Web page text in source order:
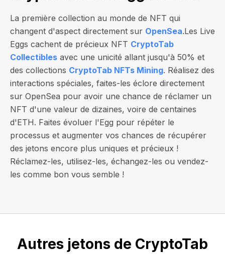
La première collection au monde de NFT qui
changent d'aspect directement sur OpenSea.Les Live
Eggs cachent de précieux NFT CryptoTab
Collectibles avec une unicité allant jusqu'à 50% et
des collections CryptoTab NFTs Mining. Réalisez des
interactions spéciales, faites-les éclore directement
sur OpenSea pour avoir une chance de réclamer un
NFT d'une valeur de dizaines, voire de centaines
d'ETH. Faites évoluer l'Egg pour répéter le
processus et augmenter vos chances de récupérer
des jetons encore plus uniques et précieux !
Réclamez-les, utilisez-les, échangez-les ou vendez-
les comme bon vous semble !
Autres jetons de CryptoTab